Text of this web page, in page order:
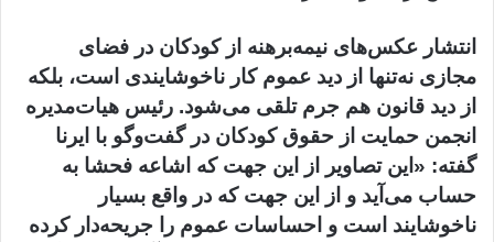
انتشار عکس‌های نیمه‌برهنه از کودکان در فضای
مجازی نه‌تنها از دید عموم کار ناخوشایندی است، بلکه
از دید قانون هم جرم تلقی می‌شود. رئیس هیات‌مدیره
انجمن حمایت از حقوق کودکان در گفت‌وگو با ایرنا
گفته: «این تصاویر از این جهت که اشاعه فحشا به
حساب می‌آید و از این جهت که در واقع بسیار
ناخوشایند است و احساسات عموم را جریحه‌دار کرده